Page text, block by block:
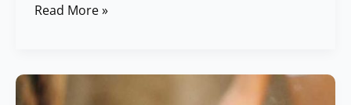
Read More »
Meditasyona